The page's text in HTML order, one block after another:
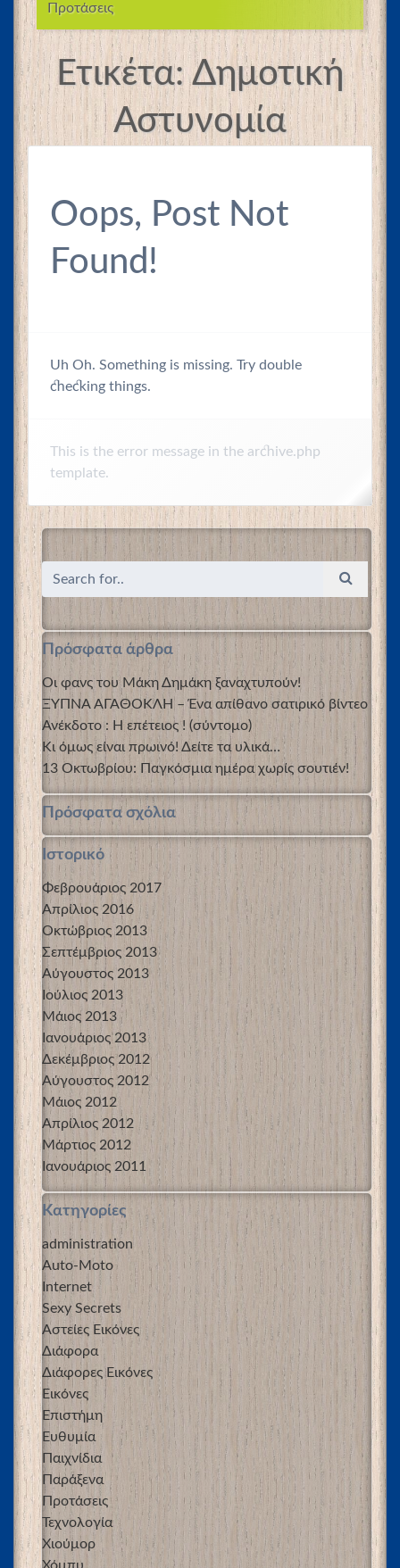
Προτάσεις
Ετικέτα:Δημοτική
Αστυνομία
Oops, Post Not
Found!
Uh Oh. Something is missing. Try double
checking things.
This is the error message in the archive.php
template.
Πρόσφατα άρθρα
Οι φανς του Μάκη Δημάκη ξαναχτυπούν!
ΞΥΠΝΑ ΑΓΑΘΟΚΛΗ – Ένα απίθανο σατιρικό βίντεο
Ανέκδοτο : Η επέτειος ! (σύντομο)
Κι όμως είναι πρωινό! Δείτε τα υλικά…
13 Οκτωβρίου: Παγκόσμια ημέρα χωρίς σουτιέν!
Πρόσφατα σχόλια
Ιστορικό
Φεβρουάριος 2017
Απρίλιος 2016
Οκτώβριος 2013
Σεπτέμβριος 2013
Αύγουστος 2013
Ιούλιος 2013
Μάιος 2013
Ιανουάριος 2013
Δεκέμβριος 2012
Αύγουστος 2012
Μάιος 2012
Απρίλιος 2012
Μάρτιος 2012
Ιανουάριος 2011
Kατηγορίες
administration
Auto-Moto
Internet
Sexy Secrets
Αστείες Εικόνες
Διάφορα
Διάφορες Εικόνες
Εικόνες
Επιστήμη
Ευθυμία
Παιχνίδια
Παράξενα
Προτάσεις
Τεχνολογία
Χιούμορ
Χόμπυ